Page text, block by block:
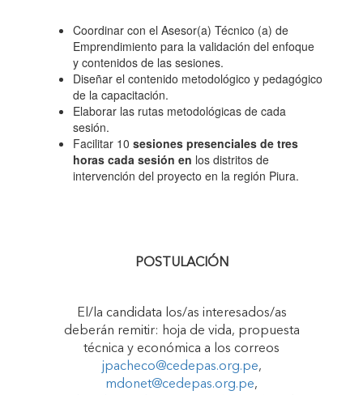
Coordinar con el Asesor(a) Técnico (a) de
Emprendimiento para la validación del enfoque
y contenidos de las sesiones.
Diseñar el contenido metodológico y pedagógico
de la capacitación.
Elaborar las rutas metodológicas de cada
sesión.
Facilitar 10 sesiones presenciales de tres
horas cada sesión en los distritos de
intervención del proyecto en la región Piura.
POSTULACIÓN
El/la candidata los/as interesados/as
deberán remitir: hoja de vida, propuesta
técnica y económica a los correos
jpacheco@cedepas.org.pe,
mdonet@cedepas.org.pe,